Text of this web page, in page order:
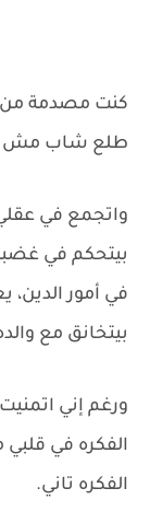
كنت مصدمة من
طلع شاب مش
واتجمع في
بيتحكم في
في أمور الدين،
بيتخانق مع
ورغم إني
الفكره في
الفكره تاني.